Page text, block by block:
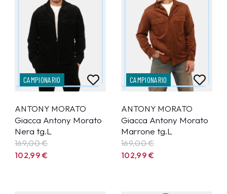
CAMPIONARIO
ANTONY MORATO
Giacca Antony Morato
Nera tg.L
169,00 €
102,99€
CAMPIONARIO
ANTONY MORATO
Giacca Antony Morato
Marrone tg.L
169,00 €
102,99€